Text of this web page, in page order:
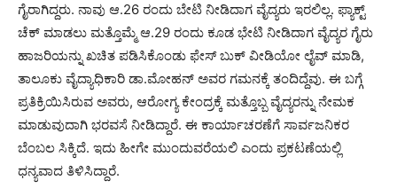
ಗೈರಾಗಿದ್ದರು. ನಾವು ಆ.26 ರಂದು ಬೇಟಿ ನೀಡಿದಾಗ ವೈದ್ಯರು ಇರಲಿಲ್ಲ. ಫ್ಯಾಕ್ಟ್
ಚೆಕ್ ಮಾಡಲು ಮತ್ತೊಮ್ಮೆ ಆ.29 ರಂದು ಕೂಡ ಭೇಟಿ ನೀಡಿದಾಗ ವೈದ್ಯರ ಗೈರು
ಹಾಜರಿಯನ್ನು ಖಚಿತ ಪಡಿಸಿಕೊಂಡು ಫೇಸ್ ಬುಕ್ ವೀಡಿಯೋ ಲೈವ್ ಮಾಡಿ,
ತಾಲೂಕು ವೈದ್ಯಾಧಿಕಾರಿ ಡಾ.ಮೋಹನ್ ಅವರ ಗಮನಕ್ಕೆ ತಂದಿದ್ದೆವು. ಈ ಬಗ್ಗೆ
ಪ್ರತಿಕ್ರಿಯಿಸಿರುವ ಅವರು, ಆರೋಗ್ಯ ಕೇಂದ್ರಕ್ಕೆ ಮತ್ತೊಬ್ಬ ವೈದ್ಯರನ್ನು ನೇಮಕ
ಮಾಡುವುದಾಗಿ ಭರವಸೆ ನೀಡಿದ್ದಾರೆ. ಈ ಕಾರ್ಯಾಚರಣೆಗೆ ಸಾರ್ವಜನಿಕರ
ಬೆಂಬಲ ಸಿಕ್ಕಿದೆ. ಇದು ಹೀಗೇ ಮುಂದುವರೆಯಲಿ ಎಂದು ಪ್ರಕಟಣೆಯಲ್ಲಿ
ಧನ್ಯವಾದ ತಿಳಿಸಿದ್ದಾರೆ.